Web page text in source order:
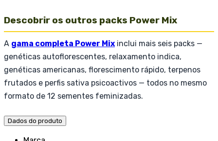
Descobrir os outros packs Power Mix
A gama completa Power Mix inclui mais seis packs —
genéticas autoflorescentes, relaxamento indica,
genéticas americanas, florescimento rápido, terpenos
frutados e perfis sativa psicoactivos — todos no mesmo
formato de 12 sementes feminizadas.
Dados do produto